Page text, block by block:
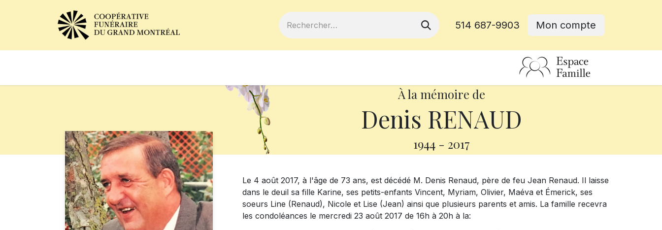
514 687-9903 Mon compte
À la mémoire de
Denis RENAUD
1944 - 2017
Le 4 août 2017, à l'âge de 73 ans, est décédé M. Denis Renaud, père de feu Jean Renaud. Il laisse
dans le deuil sa fille Karine, ses petits-enfants Vincent, Myriam, Olivier, Maéva et Émerick, ses
soeurs Line (Renaud), Nicole et Lise (Jean) ainsi que plusieurs parents et amis. La famille recevra
les condoléances le mercredi 23 août 2017 de 16h à 20h à la: